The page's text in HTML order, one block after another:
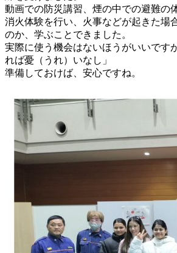
動画での防災講習、煙の中での避難の
消火体験を行い、火事などが起きた場
のか、学ぶことできました。
実際に使う機会はないほうがいいです
れば憂（うれ）いなし」
準備しておけば、安心ですね。